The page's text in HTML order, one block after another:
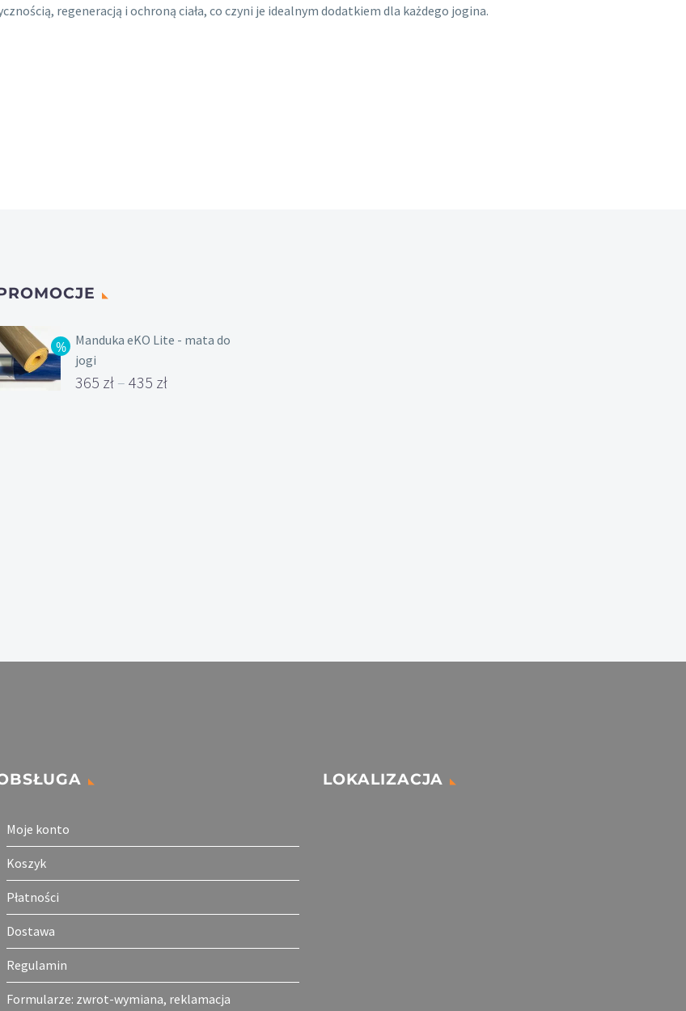
regeneracją i ochroną ciała, co czyni je idealnym dodatkiem dla każdego jogina.
Manduka eKO Lite - mata do
jogi
365 zł – 435 zł
Moje konto
Koszyk
Płatności
Dostawa
Regulamin
Formularze: zwrot-wymiana, reklamacja
LOKALIZACJA